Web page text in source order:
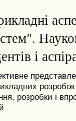
і
розробок
розробки і